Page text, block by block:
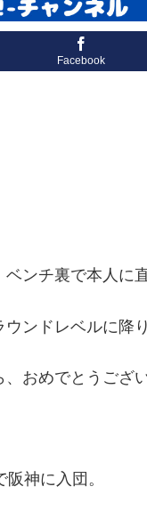
Facebook
ンチ裏で本人に
ンドレベルに降
おめでとうござ
神に入団。